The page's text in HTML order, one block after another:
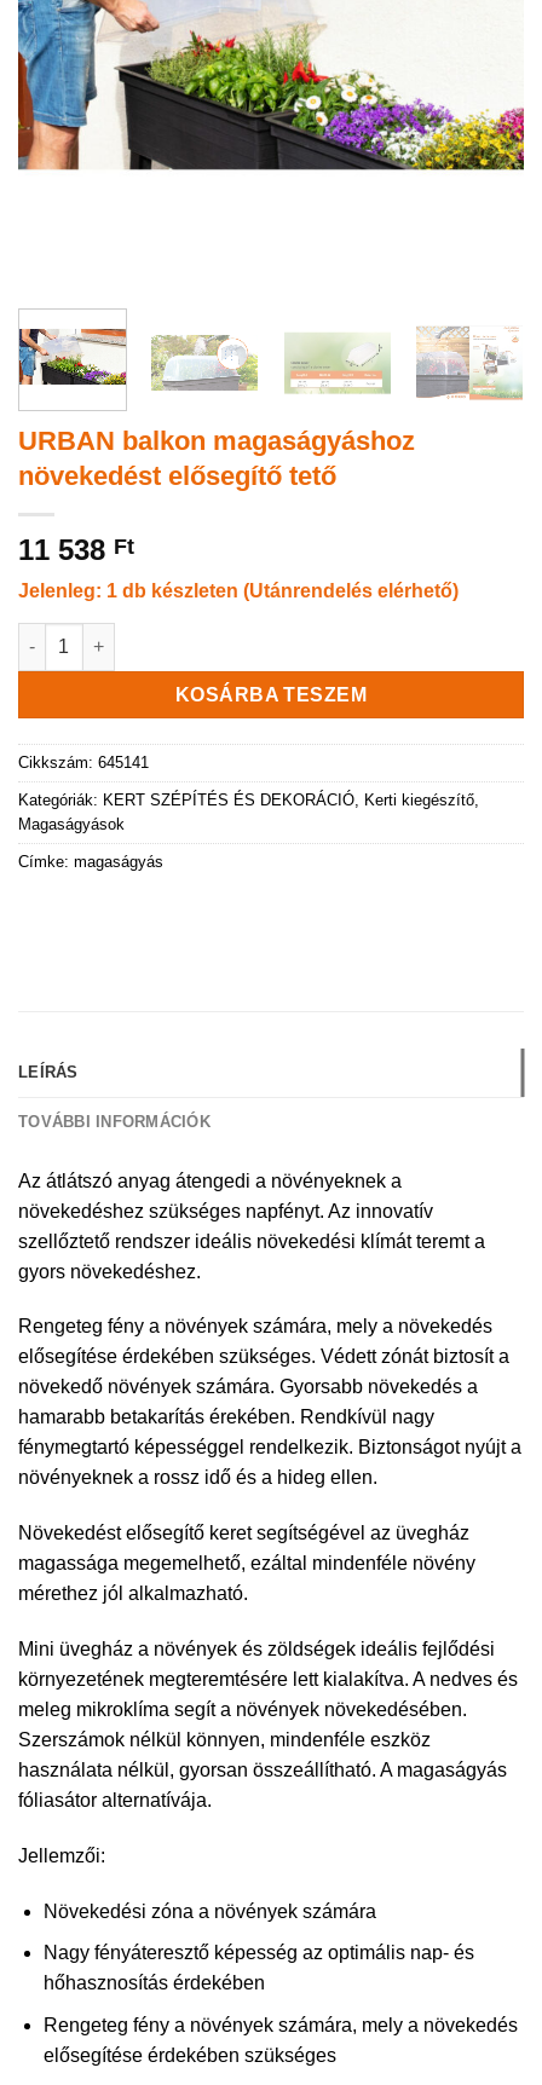
URBAN balkon magaságyáshoz
növekedést elősegítő tető
11 538 Ft
Jelenleg: 1 db készleten (Utánrendelés elérhető)
URBAN balkon magaságyáshoz növekedést elősegítő tető
KOSÁRBA TESZEM
Cikkszám: 645141
Kategóriák: KERT SZÉPÍTÉS ÉS DEKORÁCIÓ Kerti kiegészítő
Magaságyások
Címke: magaságyás
LEÍRÁS
TOVÁBBI INFORMÁCIÓK
Az átlátszó anyag átengedi a növényeknek a
növekedéshez szükséges napfényt. Az innovatív
szellőztető rendszer ideális növekedési klímát teremt a
gyors növekedéshez.
Rengeteg fény a növények számára, mely a növekedés
elősegítése érdekében szükséges. Védett zónát biztosít a
növekedő növények számára. Gyorsabb növekedés a
hamarabb betakarítás érekében. Rendkívül nagy
fénymegtartó képességgel rendelkezik. Biztonságot nyújt a
növényeknek a rossz idő és a hideg ellen.
Növekedést elősegítő keret segítségével az üvegház
magassága megemelhető, ezáltal mindenféle növény
mérethez jól alkalmazható.
Mini üvegház a növények és zöldségek ideális fejlődési
környezetének megteremtésére lett kialakítva. A nedves és
meleg mikroklíma segít a növények növekedésében.
Szerszámok nélkül könnyen, mindenféle eszköz
használata nélkül, gyorsan összeállítható. A magaságyás
fóliasátor alternatívája.
Jellemzői:
Növekedési zóna a növények számára
Nagy fényáteresztő képesség az optimális nap- és
hőhasznosítás érdekében
Rengeteg fény a növények számára, mely a növekedés
elősegítése érdekében szükséges